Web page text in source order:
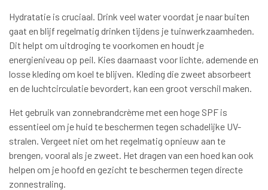
Hydratatie is cruciaal. Drink veel water voordat je naar buiten
gaat en blijf regelmatig drinken tijdens je tuinwerkzaamheden.
Dit helpt om uitdroging te voorkomen en houdt je
energieniveau op peil. Kies daarnaast voor lichte, ademende en
losse kleding om koel te blijven. Kleding die zweet absorbeert
en de luchtcirculatie bevordert, kan een groot verschil maken.
Het gebruik van zonnebrandcrème met een hoge SPF is
essentieel om je huid te beschermen tegen schadelijke UV-
stralen. Vergeet niet om het regelmatig opnieuw aan te
brengen, vooral als je zweet. Het dragen van een hoed kan ook
helpen om je hoofd en gezicht te beschermen tegen directe
zonnestraling.